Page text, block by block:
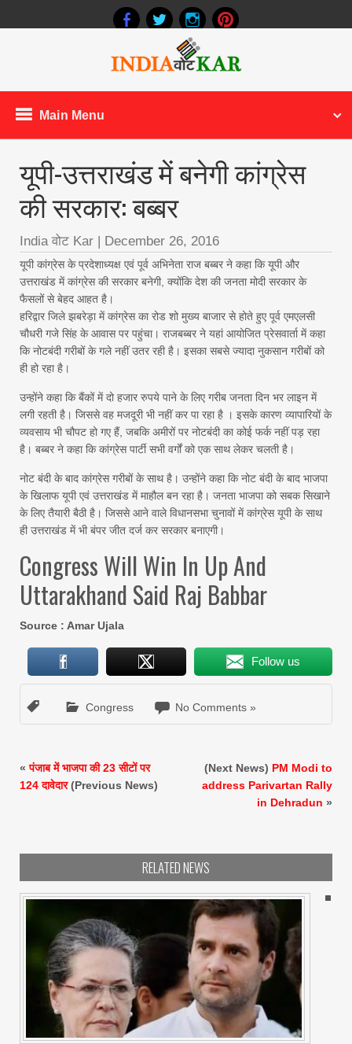
Main Menu
यूपी-उत्तराखंड में बनेगी कांग्रेस
की सरकार: बब्बर
India वोट Kar December 26, 2016
यूपी कांग्रेस के प्रदेशाध्यक्ष एवं पूर्व अभिनेता राज बब्बर ने कहा कि यूपी और
उत्तराखंड में कांग्रेस की सरकार बनेगी, क्योंकि देश की जनता मोदी सरकार के
फैसलों से बेहद आहत है।
हरिद्वार जिले झबरेड़ा में कांग्रेस का रोड शो मुख्य बाजार से होते हुए पूर्व एमएलसी
चौधरी गजे सिंह के आवास पर पहुंचा। राजबब्बर ने यहां आयोजित प्रेसवार्ता में कहा
कि नोटबंदी गरीबों के गले नहीं उतर रही है। इसका सबसे ज्यादा नुकसान गरीबों को
ही हो रहा है।
उन्होंने कहा कि बैंकों में दो हजार रुपये पाने के लिए गरीब जनता दिन भर लाइन में
लगी रहती है। जिससे वह मजदूरी भी नहीं कर पा रहा है । इसके कारण व्यापारियों के
व्यवसाय भी चौपट हो गए हैं, जबकि अमीरों पर नोटबंदी का कोई फर्क नहीं पड़ रहा
है। बब्बर ने कहा कि कांग्रेस पार्टी सभी वर्गों को एक साथ लेकर चलती है।
नोट बंदी के बाद कांग्रेस गरीबों के साथ है। उन्होंने कहा कि नोट बंदी के बाद भाजपा
के खिलाफ यूपी एवं उत्तराखंड में माहौल बन रहा है। जनता भाजपा को सबक सिखाने
के लिए तैयारी बैठी है। जिससे आने वाले विधानसभा चुनावों में कांग्रेस यूपी के साथ
ही उत्तराखंड में भी बंपर जीत दर्ज कर सरकार बनाएगी।
Congress Will Win In Up And
Uttarakhand Said Raj Babbar
Source : Amar Ujala
Follow us
Congress No Comments »
«पंजाब में भाजपा की 23 सीटों पर
124 दावेदार(Previous News)
(Next News) PM Modi to
address Parivartan Rally
in Dehradun »
RELATED NEWS